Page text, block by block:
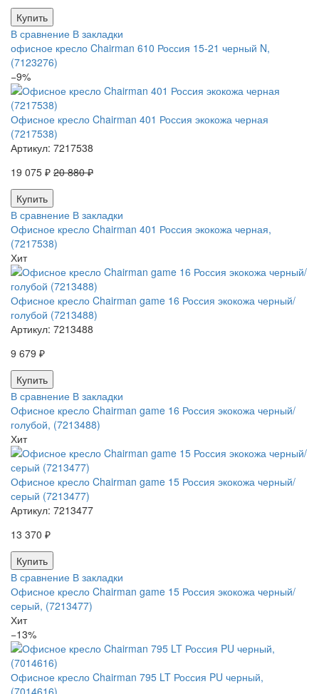
В сравнение В закладки
офисное кресло Chairman 610 Россия 15-21 черный N,
(7123276)
−9%
Офисное кресло Chairman 401 Россия экокожа черная
(7217538)
Артикул: 7217538
19 075 ₽ 20 880 ₽
В сравнение В закладки
Офисное кресло Chairman 401 Россия экокожа черная,
(7217538)
Хит
Офисное кресло Chairman game 16 Россия экокожа черный/
голубой (7213488)
Артикул: 7213488
9 679 ₽
В сравнение В закладки
Офисное кресло Chairman game 16 Россия экокожа черный/
голубой, (7213488)
Хит
Офисное кресло Chairman game 15 Россия экокожа черный/
серый (7213477)
Артикул: 7213477
13 370 ₽
В сравнение В закладки
Офисное кресло Chairman game 15 Россия экокожа черный/
серый, (7213477)
Хит
−13%
Офисное кресло Chairman 795 LT Россия PU черный,
(7014616)